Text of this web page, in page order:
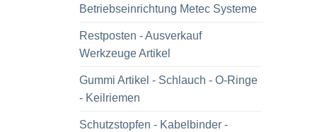
Betriebseinrichtung Metec Systeme
Restposten - Ausverkauf
Werkzeuge Artikel
Gummi Artikel - Schlauch - O-Ringe
- Keilriemen
Schutzstopfen - Kabelbinder -